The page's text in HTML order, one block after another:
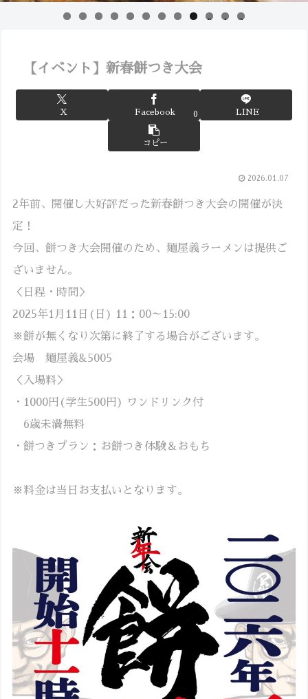
0 1 2
【イベント】新春餅つき大会
X Facebook 0 LINE
コピー
2026.01.07
2年前、開催し大好評だった新春餅つき大会の開催が決
定！
今回、餅つき大会開催のため、麺屋義ラーメンは提供ご
ざいません。
＜日程・時間＞
2025年1月11日(日) 11：00～15:00
※餅が無くなり次第に終了する場合がございます。
会場 麺屋義&5005
＜入場料＞
・1000円(学生500円) ワンドリンク付
6歳未満無料
・餅つきプラン：お餅つき体験＆おもち
※料金は当日お支払いとなります。